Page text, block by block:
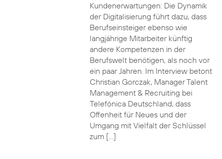
Kundenerwartungen: Die Dynamik
der Digitalisierung führt dazu, dass
Berufseinsteiger ebenso wie
langjährige Mitarbeiter künftig
andere Kompetenzen in der
Berufswelt benötigen, als noch vor
ein paar Jahren. Im Interview betont
Christian Gorczak, Manager Talent
Management & Recruiting bei
Telefónica Deutschland, dass
Offenheit für Neues und der
Umgang mit Vielfalt der Schlüssel
zum […]